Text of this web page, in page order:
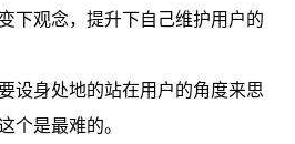
下观念，提升下自己维护用户的
设身处地的站在用户的角度来思
个是最难的。